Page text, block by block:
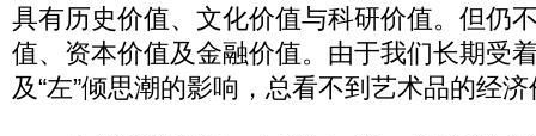
具有历史价值、文化价值与科研价值。但仍
值、资本价值及金融价值。由于我们长期受
及“左”倾思潮的影响，总看不到艺术品的经